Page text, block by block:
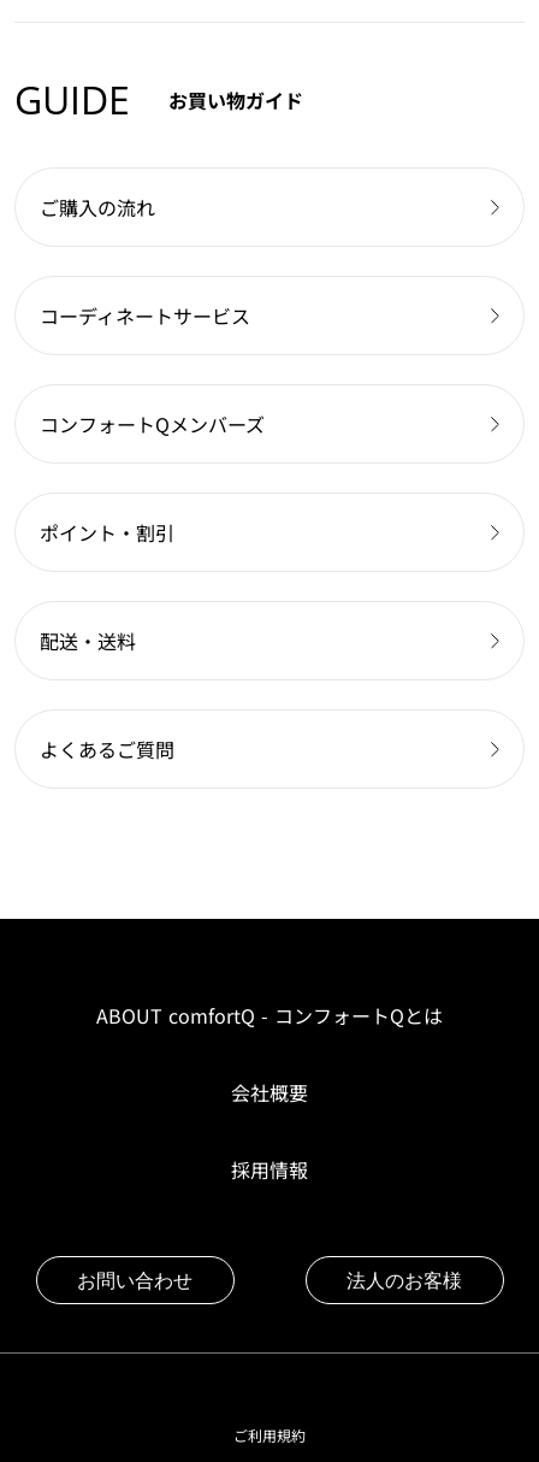
GUIDE お買い物ガイド
ご購入の流れ
コーディネートサービス
コンフォートQメンバーズ
ポイント・割引
配送・送料
よくあるご質問
ABOUT comfortQ - コンフォートQとは
会社概要
採用情報
お問い合わせ 法人のお客様
ご利用規約